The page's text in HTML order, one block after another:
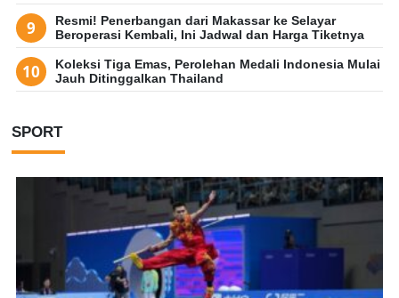
Resmi! Penerbangan dari Makassar ke Selayar
Beroperasi Kembali, Ini Jadwal dan Harga Tiketnya
Koleksi Tiga Emas, Perolehan Medali Indonesia Mulai
Jauh Ditinggalkan Thailand
SPORT